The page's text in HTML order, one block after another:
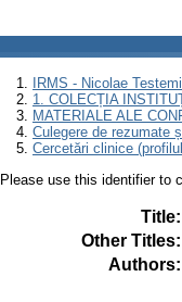
IRMS - Nicolae
1. COLECȚIA
MATERIALE ALE
Culegere de rezumate
Cercetări clinice
Please use this identifier to
Title:
Other Titles:
Authors: